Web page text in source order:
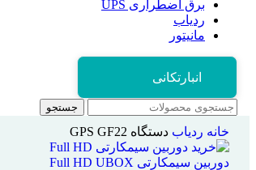
برق اضطراری UPS
ردیاب
مانیتور
انبارتکانی
جستجو
خانه ردیاب دستگاه GPS GF22
دوربین سیمکارتی Full HD UBOX